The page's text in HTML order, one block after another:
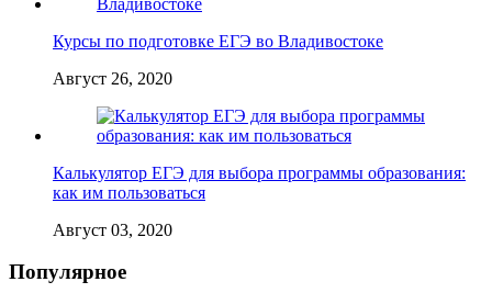
Курсы по подготовке ЕГЭ во Владивостоке
Август 26, 2020
Калькулятор ЕГЭ для выбора программы образования:
как им пользоваться
Август 03, 2020
Популярное